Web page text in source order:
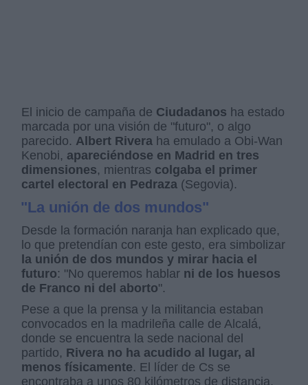
El inicio de campaña de Ciudadanos ha estado
marcada por una visión de "futuro", o algo
parecido. Albert Rivera ha emulado a Obi-Wan
Kenobi, apareciéndose en Madrid en tres
dimensiones, mientras colgaba el primer
cartel electoral en Pedraza (Segovia).
"La unión de dos mundos"
Desde la formación naranja han explicado que,
lo que pretendían con este gesto, era simbolizar
la unión de dos mundos y mirar hacia el
futuro: "No queremos hablar ni de los huesos
de Franco ni del aborto".
Pese a que la prensa y la militancia estaban
convocados en la madrileña calle de Alcalá,
donde se encuentra la sede nacional del
partido, Rivera no ha acudido al lugar, al
menos físicamente. El líder de Cs se
encontraba a unos 80 kilómetros de distancia,